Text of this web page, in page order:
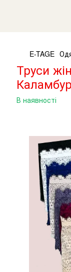
E-TAGE
Труси
Каламбур
В наявності